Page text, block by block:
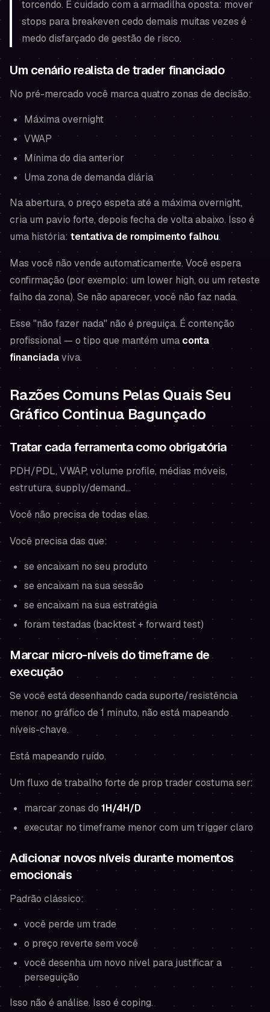
torcendo. E cuidado com a armadilha oposta: mover
stops para breakeven cedo demais muitas vezes é
medo disfarçado de gestão de risco.
Um cenário realista de trader financiado
No pré-mercado você marca quatro zonas de decisão:
Máxima overnight
VWAP
Mínima do dia anterior
Uma zona de demanda diária
Na abertura, o preço espeta até a máxima overnight,
cria um pavio forte, depois fecha de volta abaixo. Isso é
uma história: tentativa de rompimento falhou.
Mas você não vende automaticamente. Você espera
confirmação (por exemplo: um lower high, ou um reteste
falho da zona). Se não aparecer, você não faz nada.
Esse "não fazer nada" não é preguiça. É contenção
profissional — o tipo que mantém uma conta
financiadaviva.
Razões Comuns Pelas Quais Seu
Gráfico Continua Bagunçado
Tratar cada ferramenta como obrigatória
PDH/PDL, VWAP, volume profile, médias móveis,
estrutura, supply/demand…
Você não precisa de todas elas.
Você precisa das que:
se encaixam no seu produto
se encaixam na sua sessão
se encaixam na sua estratégia
foram testadas (backtest + forward test)
Marcar micro-níveis do timeframe de
execução
Se você está desenhando cada suporte/resistência
menor no gráfico de 1 minuto, não está mapeando
níveis-chave.
Está mapeando ruído.
Um fluxo de trabalho forte de prop trader costuma ser:
marcar zonas do 1H/4H/D
executar no timeframe menor com um trigger claro
Adicionar novos níveis durante momentos
emocionais
Padrão clássico:
você perde um trade
o preço reverte sem você
você desenha um novo nível para justificar a
perseguição
Isso não é análise. Isso é coping.